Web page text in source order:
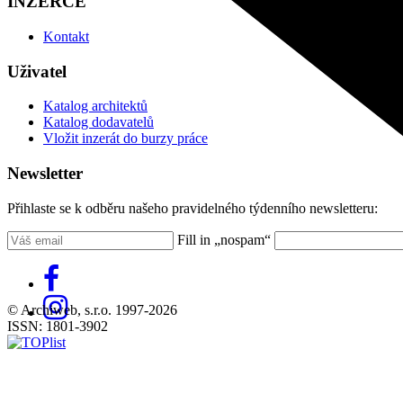
Kontakt
Uživatel
Katalog architektů
Katalog dodavatelů
Vložit inzerát do burzy práce
Newsletter
Přihlaste se k odběru našeho pravidelného týdenního newsletteru:
Fill in „nospam“
© Archiweb, s.r.o. 1997-2026
ISSN: 1801-3902